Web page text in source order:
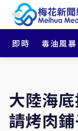
即時 毒油風暴
大陸海
請烤肉